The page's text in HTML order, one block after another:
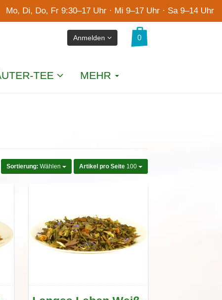
Mo, Di, Do, Fr 9:30–17 Uhr · Mi 9–17 Uhr · Sa 9–14 Uhr
Anmelden
TEE MEHR
Sortierung: Wählen Artikel pro Seite 100